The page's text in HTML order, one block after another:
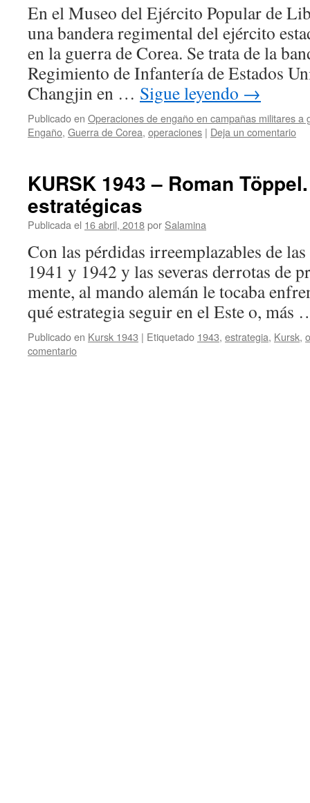
En el Museo del Ejército Popular de
una bandera regimental del ejército
en la guerra de Corea. Se trata de la
Regimiento de Infantería de Estados
Changjin en … Sigue leyendo →
Publicado en Operaciones de engaño en campañas militares a
Engaño, Guerra de Corea, operaciones | Deja un comentario
KURSK 1943 – Roman
estratégicas
Publicada el 16 abril, 2018por Salamina
Con las pérdidas irreemplazables de
1941 y 1942 y las severas derrotas de
mente, al mando alemán le tocaba
qué estrategia seguir en el Este o,
Publicado en Kursk 1943 | Etiquetado 1943, estrategia, Kursk,
comentario